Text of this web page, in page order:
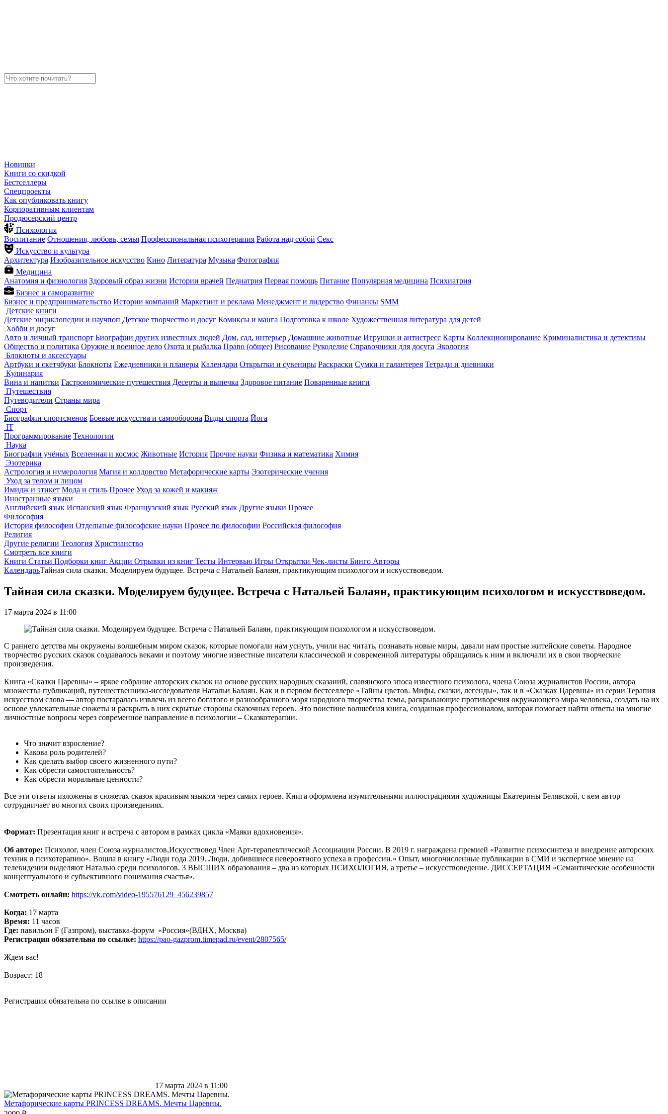
Новинки
Книги со скидкой
Бестселлеры
Спецпроекты
Как опубликовать книгу
Корпоративным клиентам
Продюсерский центр
Психология
Воспитание Отношения, любовь, семья Профессиональная психотерапия Работа над собой Секс
Искусство и культура
Архитектура Изобразительное искусство Кино Литература Музыка Фотография
Медицина
Анатомия и физиология Здоровый образ жизни Истории врачей Педиатрия Первая помощь Питание Популярная медицина Психиатрия
Бизнес и саморазвитие
Бизнес и предпринимательство Истории компаний Маркетинг и реклама Менеджмент и лидерство Финансы SMM
Детские книги
Детские энциклопедии и научпоп Детское творчество и досуг Комиксы и манга Подготовка к школе Художественная литература для детей
Хобби и досуг
Авто и личный транспорт Биографии других известных людей Дом, сад, интерьер Домашние животные Игрушки и антистресс Карты Коллекционирование Криминалистика и детективы
Общество и политика Оружие и военное дело Охота и рыбалка Право (общее) Рисование Рукоделие Справочники для досуга Экология
Блокноты и аксессуары
Артбуки и скетчбуки Блокноты Ежедневники и планеры Календари Открытки и сувениры Раскраски Сумки и галантерея Тетради и дневники
Кулинария
Вина и напитки Гастрономические путешествия Десерты и выпечка Здоровое питание Поваренные книги
Путешествия
Путеводители Страны мира
Спорт
Биографии спортсменов Боевые искусства и самооборона Виды спорта Йога
IT
Программирование Технологии
Наука
Биографии учёных Вселенная и космос Животные История Прочие науки Физика и математика Химия
Эзотерика
Астрология и нумерология Магия и колдовство Метафорические карты Эзотерические учения
Уход за телом и лицом
Имидж и этикет Мода и стиль Прочее Уход за кожей и макияж
Иностранные языки
Английский язык Испанский язык Французский язык Русский язык Другие языки Прочее
Философия
История философии Отдельные философские науки Прочее по философии Российская философия
Религия
Другие религии Теология Христианство
Смотреть все книги
Книги Статьи Подборки книг Акции Отрывки из книг Тесты Интервью Игры Открытки Чек-листы Бинго Авторы
КалендарьТайная сила сказки. Моделируем будущее. Встреча с Натальей Балаян, практикующим психологом и искусствоведом.
Тайная сила сказки. Моделируем будущее. Встреча с Натальей Балаян, практикующим психологом и искусствоведом.
17 марта 2024 в 11:00
С раннего детства мы окружены волшебным миром сказок, которые помогали нам уснуть, учили нас читать, познавать новые миры, давали нам простые житейские советы. Народное
творчество русских сказок создавалось веками и поэтому многие известные писатели классической и современной литературы обращались к ним и включали их в свои творческие
произведения.
Книга «Сказки Царевны» – яркое собрание авторских сказок на основе русских народных сказаний, славянского эпоса известного психолога, члена Союза журналистов России, автора
множества публикаций, путешественника-исследователя Натальи Балаян. Как и в первом бестселлере «Тайны цветов. Мифы, сказки, легенды», так и в «Сказках Царевны» из серии Терапия
искусством слова — автор постаралась извлечь из всего богатого и разнообразного моря народного творчества темы, раскрывающие противоречия окружающего мира человека, создать на их
основе увлекательные сюжеты и раскрыть в них скрытые стороны сказочных героев. Это поистине волшебная книга, созданная профессионалом, которая помогает найти ответы на многие
личностные вопросы через современное направление в психологии – Сказкотерапии.
Что значит взросление?
Какова роль родителей?
Как сделать выбор своего жизненного пути?
Как обрести самостоятельность?
Как обрести моральные ценности?
Все эти ответы изложены в сюжетах сказок красивым языком через самих героев. Книга оформлена изумительными иллюстрациями художницы Екатерины Белявской, с кем автор
сотрудничает во многих своих произведениях.
Формат: Презентация книг и встреча с автором в рамках цикла «Маяки вдохновения».
Об авторе: Психолог, член Союза журналистов,Искусствовед Член Арт-терапевтической Ассоциации России. В 2019 г. награждена премией «Развитие психосинтеза и внедрение авторских
техник в психотерапию». Вошла в книгу «Люди года 2019. Люди, добившиеся невероятного успеха в профессии.» Опыт, многочисленные публикации в СМИ и экспертное мнение на
телевидении выделяют Наталью среди психологов. 3 ВЫСШИХ образования – два из которых ПСИХОЛОГИЯ, а третье – искусствоведение. ДИССЕРТАЦИЯ «Семантические особенности
концептуального и субъективного понимания счастья».
Смотреть онлайн: https://vk.com/video-195576129_456239857
Когда: 17 марта
Время: 11 часов
Где: павильон F (Газпром), выставка-форум «Россия»(ВДНХ, Москва)
Регистрация обязательна по ссылке: https://pao-gazprom.timepad.ru/event/2807565/
Ждем вас!
Возраст: 18+
Регистрация обязательна по ссылке в описании
17 марта 2024 в 11:00
Метафорические карты PRINCESS DREAMS. Мечты Царевны.